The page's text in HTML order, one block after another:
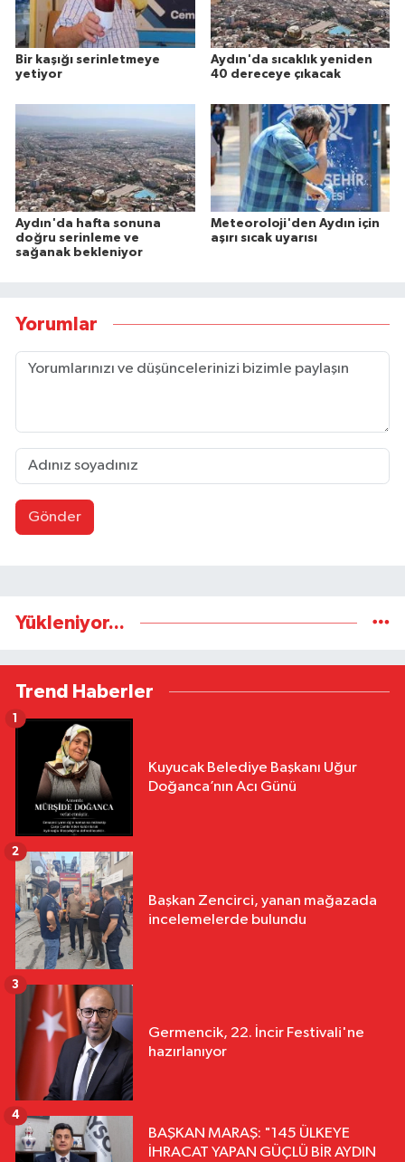
Bir kaşığı serinletmeye
yetiyor
Aydın'da sıcaklık yeniden
40 dereceye çıkacak
Aydın'da hafta sonuna
doğru serinleme ve
sağanak bekleniyor
Meteoroloji'den Aydın için
aşırı sıcak uyarısı
Yorumlar
Gönder
Yükleniyor...
Trend Haberler
Kuyucak Belediye Başkanı Uğur
Doğanca’nın Acı Günü
1
Başkan Zencirci, yanan mağazada
incelemelerde bulundu
2
Germencik, 22. İncir Festivali'ne
hazırlanıyor
3
BAŞKAN MARAŞ: "145 ÜLKEYE
İHRACAT YAPAN GÜÇLÜ BİR AYDIN
4